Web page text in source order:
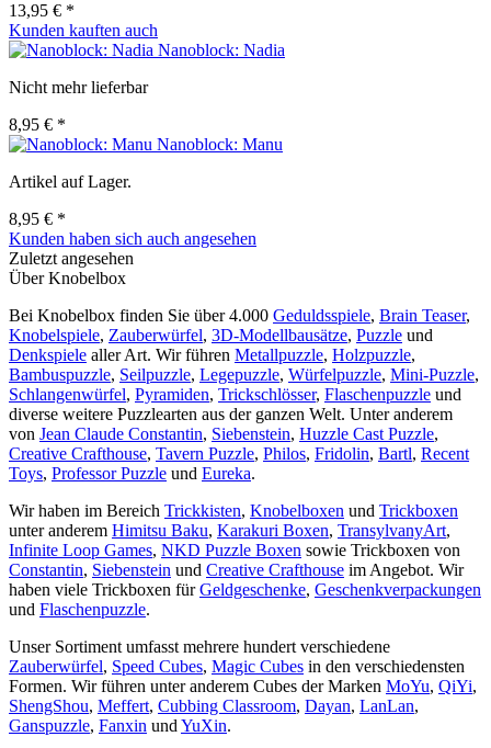
13,95 € *
Kunden kauften auch
Nanoblock: Nadia
Nicht mehr lieferbar
8,95 € *
Nanoblock: Manu
Artikel auf Lager.
8,95 € *
Kunden haben sich auch angesehen
Zuletzt angesehen
Über Knobelbox
Bei Knobelbox finden Sie über 4.000 Geduldsspiele, Brain Teaser,
Knobelspiele, Zauberwürfel, 3D-Modellbausätze, Puzzle und
Denkspiele aller Art. Wir führen Metallpuzzle, Holzpuzzle,
Bambuspuzzle, Seilpuzzle, Legepuzzle, Würfelpuzzle, Mini-Puzzle,
Schlangenwürfel, Pyramiden, Trickschlösser, Flaschenpuzzle und
diverse weitere Puzzlearten aus der ganzen Welt. Unter anderem
von Jean Claude Constantin, Siebenstein, Huzzle Cast Puzzle,
Creative Crafthouse, Tavern Puzzle, Philos, Fridolin, Bartl, Recent
Toys, Professor Puzzle und Eureka.
Wir haben im Bereich Trickkisten, Knobelboxen und Trickboxen
unter anderem Himitsu Baku, Karakuri Boxen, TransylvanyArt,
Infinite Loop Games, NKD Puzzle Boxen sowie Trickboxen von
Constantin, Siebenstein und Creative Crafthouse im Angebot. Wir
haben viele Trickboxen fürGeldgeschenke, Geschenkverpackungen
und Flaschenpuzzle.
Unser Sortiment umfasst mehrere hundert verschiedene
Zauberwürfel, Speed Cubes, Magic Cubes in den verschiedensten
Formen. Wir führen unter anderem Cubes der Marken MoYu, QiYi,
ShengShou, Meffert, Cubbing Classroom, Dayan, LanLan,
Ganspuzzle, Fanxin und YuXin.